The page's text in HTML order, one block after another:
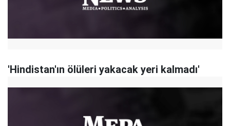
'Hindistan'ın ölüleri yakacak yeri kalmadı'